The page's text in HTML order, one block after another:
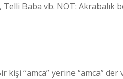
Baba vb. NOT:
“amca” yerine “amca” der